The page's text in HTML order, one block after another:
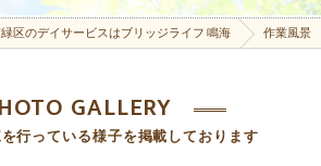
区のデイサービスはブリッジライフ 鳴海 作業風景
GALLERY
行っている様子を掲載しております